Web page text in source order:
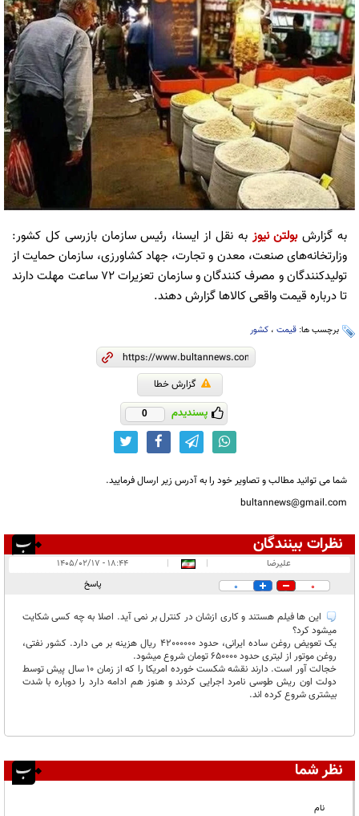
به گزارشبولتن نیوز به نقل از ایسنا، رئیس سازمان بازرسی کل کشور:
وزارتخانه‌های صنعت، معدن و تجارت، جهاد کشاورزی، سازمان حمایت از
تولیدکنندگان و مصرف کنندگان و سازمان تعزیرات ۷۲ ساعت مهلت دارند
تا درباره قیمت واقعی کالاها گزارش دهند.
برچسب ها: قیمت ، کشور
گزارش خطا
پسندیدم 0
شما می توانید مطالب و تصاویر خود را به آدرس زیر ارسال فرمایید.
bultannews@gmail.com
نظرات بینندگان
در انتظار بررسی:
علیرضا |
|
۱۸:۴۴ - ۱۴۰۵/۰۲/۱۷
0
0 پاسخ
این ها فیلم هستند و کاری ازشان در کنترل بر نمی آید. اصلا به چه کسی شکایت
میشود کرد؟
یک تعویض روغن ساده ایرانی، حدود 42000000 ریال هزینه بر می دارد. کشور نفتی،
روغن موتور از لیتری حدود 650000 تومان شروع میشود.
خجالت آور است. دارند نقشه شکست خورده امریکا را که از زمان 10 سال پیش توسط
دولت اون ریش طوسی نامرد اجرایی کردند و هنوز هم ادامه دارد را دوباره با شدت
بیشتری شروع کرده اند.
نظر شما
نام